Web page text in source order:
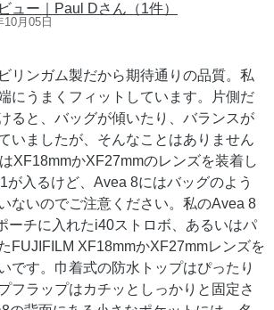
ュー｜Paul Dさん（1件）
月05日
リンガム製だから期待通りの品質。私
にうまくフィットしています。片側だ
ると、バッグが傾いたり、バランスが
いましたが、そんなことはありません
XF18mmかXF27mmのレンズを装着し
が入るけど、Avea 8にはバッグのよう
ないのでご注意ください。私のAvea 8
ーチに入れたi40ストロボ、あるいはパ
FUJIFILM XF18mmかXF27mmレンズを
です。巾着式の防水トップはぴったり
フラップはカチッとしっかりと固定さ